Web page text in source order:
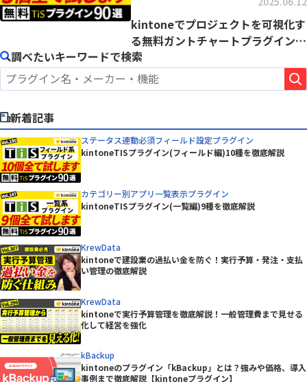
kintoneでプロジェクトを可視化す
る無料ガントチャートプラグインを
ご紹介
調べたいキーワードで検索
新着記事
ステータス連動必須フィールド設定プラグイン
kintoneTISプラグイン(フィールド編)10種を徹底解説
カテゴリー別アプリ一覧表示プラグイン
kintoneTISプラグイン(一覧編)9種を徹底解説
KrewData
kintoneで建設業の過払い金を防ぐ！実行予算・発注・支払
い管理の徹底解説
KrewData
kintoneで実行予算管理を徹底解説！一般管理費まで見せる
化して経営を強化
kBackup
kintoneのプラグイン「kBackup」とは？強みや価格、導入
事例まで徹底解説【kintoneプラグイン】